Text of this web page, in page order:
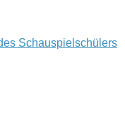
Schauspielschülers